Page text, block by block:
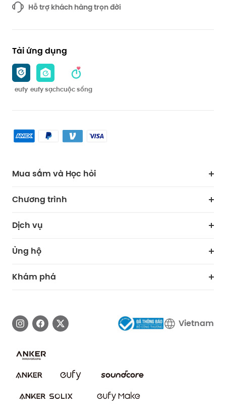
Hỗ trợ khách hàng trọn đời
Tải ứng dụng
eufy eufy sạchcuộc sống
Mua sắm và Học hỏi
Chương trình
Dịch vụ
Ủng hộ
Khám phá
Liên hệ với chúng tôi
Cộng đồng bảo mật eufy
Cộng đồng eufy Clean
Vietnam